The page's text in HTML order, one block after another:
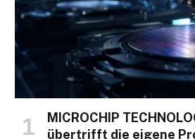
MICROCHIP
übertrifft die eigene